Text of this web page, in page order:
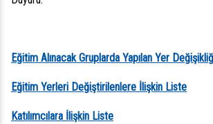
Eğitim Alınacak Gruplarda Yapılan Yer
Eğitim Yerleri Değiştirilenlere İlişkin Liste
Katılımcılara İlişkin Liste